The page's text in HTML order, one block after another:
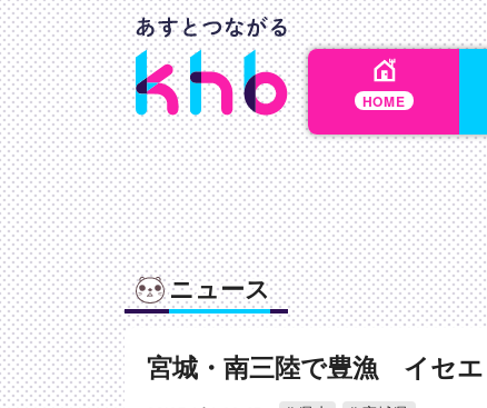
HOME
ニュース
宮城・南三陸で豊漁 イセエ